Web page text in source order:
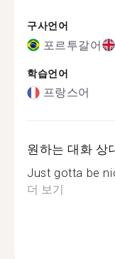
구사언어
포르투갈어
학습언어
프랑스어
원하는 대화 상
Just gotta be
더 보기